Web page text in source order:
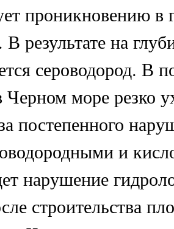
проникновению в
результате на
сероводород. В
Черном море резко
постепенного
и
нарушение
строительства